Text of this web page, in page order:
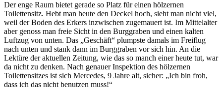
Der enge Raum bietet gerade so Platz für einen hölzernen
Toilettensitz. Hebt man heute den Deckel hoch, sieht man nicht viel,
weil der Boden des Erkers inzwischen zugemauert ist. Im Mittelalter
aber genoss man freie Sicht in den Burggraben und einen kalten
Luftzug von unten. Das „Geschäft“ plumpste damals im Freiflug
nach unten und stank dann im Burggraben vor sich hin. An die
Lektüre der aktuellen Zeitung, wie das so manch einer heute tut, war
da nicht zu denken. Nach genauer Inspektion des hölzernen
Toilettensitzes ist sich Mercedes, 9 Jahre alt, sicher: „Ich bin froh,
dass ich das nicht benutzen muss!“